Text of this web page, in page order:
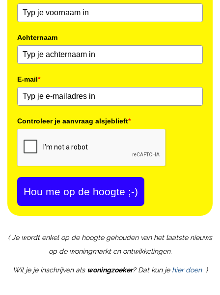
Achternaam
E-mail*
Controleer je aanvraag alsjeblieft*
Hou me op de hoogte ;-)
( Je wordt enkel op de hoogte gehouden van het laatste nieuws
op de woningmarkt en ontwikkelingen.
Wil je je inschrijven als woningzoeker? Dat kun je hier doen )